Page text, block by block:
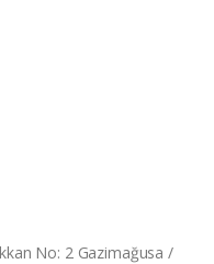
No: 2 Gazimağusa /